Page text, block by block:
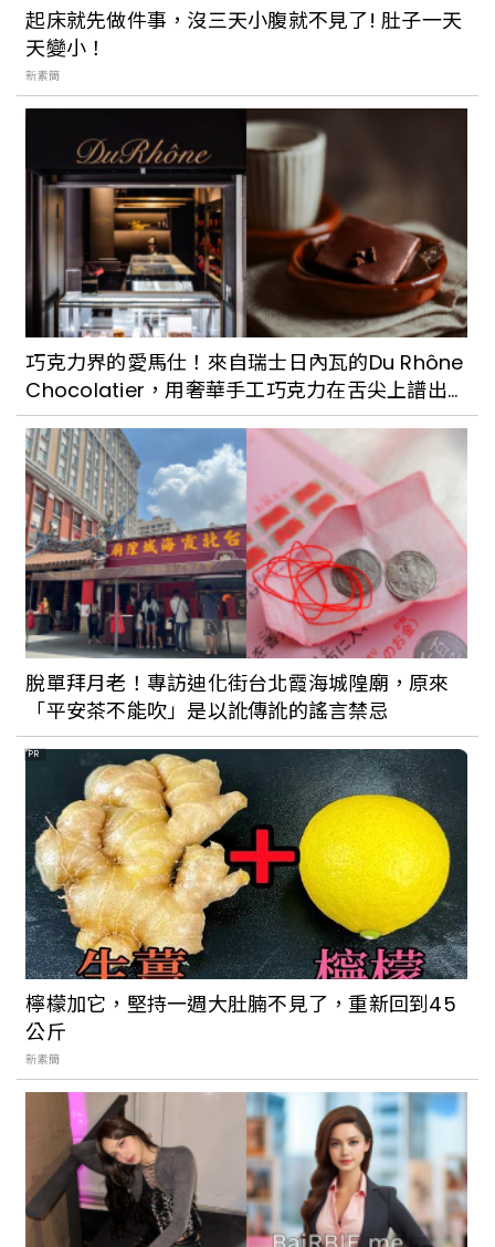
起床就先做件事，沒三天小腹就不見了! 肚子一天
天變小！
新素簡
巧克力界的愛馬仕！來自瑞士日內瓦的Du Rhône
Chocolatier，用奢華手工巧克力在舌尖上譜出
迷人冬季戀曲
脫單拜月老！專訪迪化街台北霞海城隍廟，原來
「平安茶不能吹」是以訛傳訛的謠言禁忌
PR
檸檬加它，堅持一週大肚腩不見了，重新回到45
公斤
新素簡